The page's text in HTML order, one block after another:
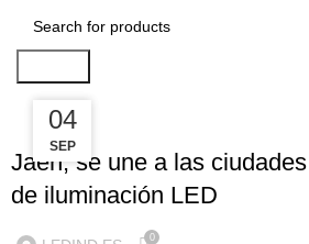
12
MAR
ILUMINACION LED
Jaén, se une a las
de iluminación LED
0
04
SEP